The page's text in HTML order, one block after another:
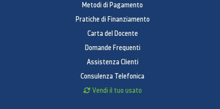
Metodi di Pagamento
Pratiche di Finanziamento
Carta del Docente
Domande Frequenti
Assistenza Clienti
Consulenza Telefonica
Vendi il tuo usato